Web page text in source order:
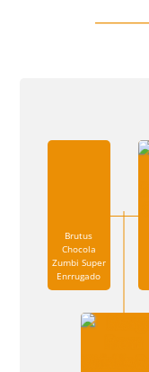
Brutus
Chocola
Zumbi Super
Enrrugado